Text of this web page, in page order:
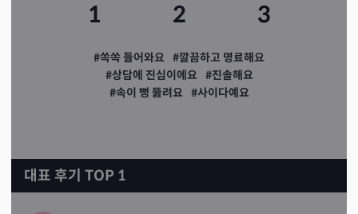
1 2 3
#쏙쏙 들어와요 #깔끔하고 명료해요
#상담에 진심이에요 #진솔해요
#속이 뻥 뚫려요 #사이다예요
대표 후기 TOP 1